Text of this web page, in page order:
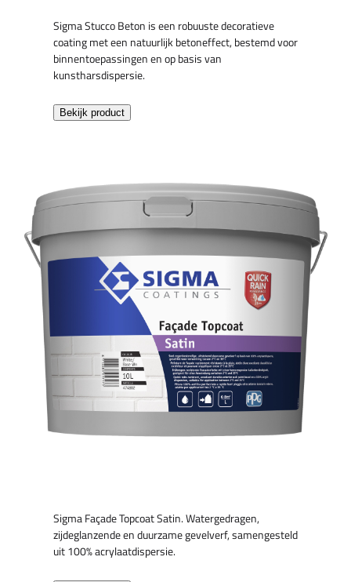
Sigma Stucco Beton is een robuuste decoratieve
coating met een natuurlijk betoneffect, bestemd voor
binnentoepassingen en op basis van
kunstharsdispersie.
Bekijk product
Sigma Façade Topcoat Satin. Watergedragen,
zijdeglanzende en duurzame gevelverf, samengesteld
uit 100% acrylaatdispersie.